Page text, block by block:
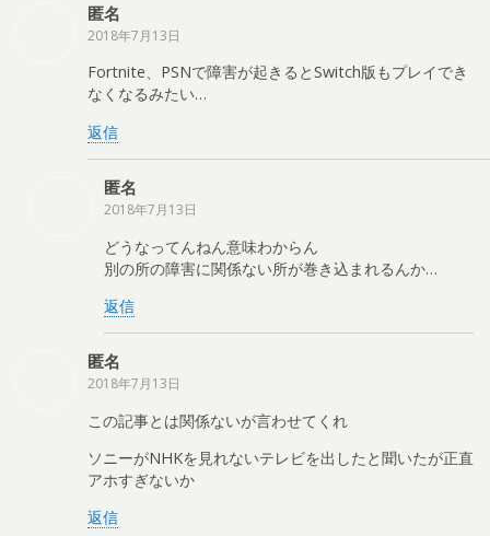
匿名
2018年7月13日
Fortnite、PSNで障害が起きるとSwitch版もプレイでき
なくなるみたい…
返信
匿名
2018年7月13日
どうなってんねん意味わからん
別の所の障害に関係ない所が巻き込まれるんか…
返信
匿名
2018年7月13日
この記事とは関係ないが言わせてくれ
ソニーがNHKを見れないテレビを出したと聞いたが正直
アホすぎないか
返信